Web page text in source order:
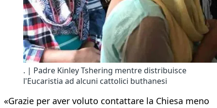
. | Padre Kinley Tshering mentre distribuisce
l'Eucaristia ad alcuni cattolici buthanesi
«Grazie per aver voluto contattare la Chiesa meno